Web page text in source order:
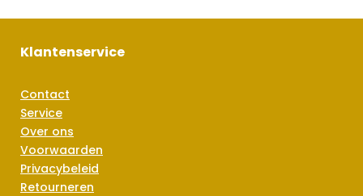
Klantenservice
Contact
Service
Over ons
Voorwaarden
Privacybeleid
Retourneren